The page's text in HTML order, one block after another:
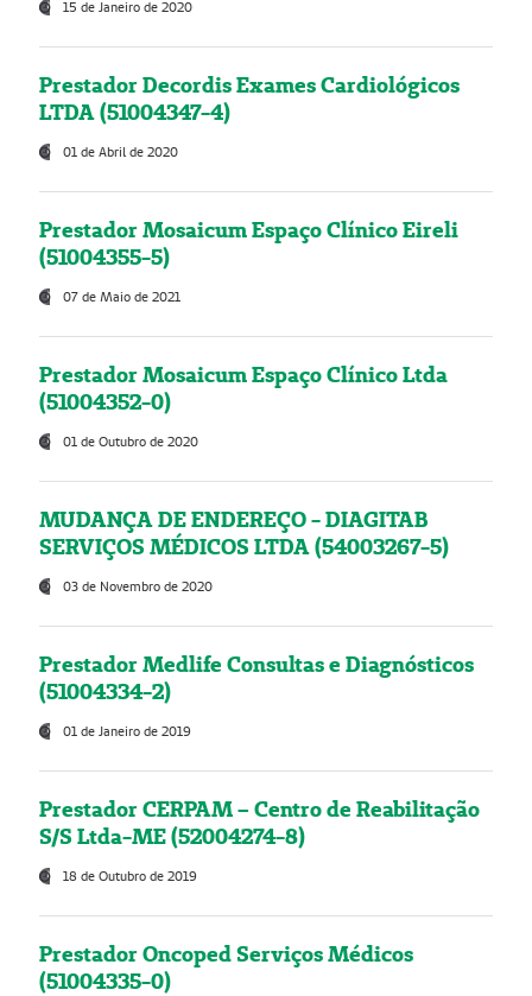
15 de Janeiro de 2020
Prestador Decordis Exames Cardiológicos
LTDA (51004347-4)
01 de Abril de 2020
Prestador Mosaicum Espaço Clínico Eireli
(51004355-5)
07 de Maio de 2021
Prestador Mosaicum Espaço Clínico Ltda
(51004352-0)
01 de Outubro de 2020
MUDANÇA DE ENDEREÇO - DIAGITAB
SERVIÇOS MÉDICOS LTDA (54003267-5)
03 de Novembro de 2020
Prestador Medlife Consultas e Diagnósticos
(51004334-2)
01 de Janeiro de 2019
Prestador CERPAM – Centro de Reabilitação
S/S Ltda-ME (52004274-8)
18 de Outubro de 2019
Prestador Oncoped Serviços Médicos
(51004335-0)